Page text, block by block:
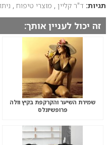
תגיות: ד"ר קליין , מוצרי טיפוח ,
זה יכול לעניין אותך:
שמירת השיער והקרקפת בקיץ וולה
פרופשיונלס